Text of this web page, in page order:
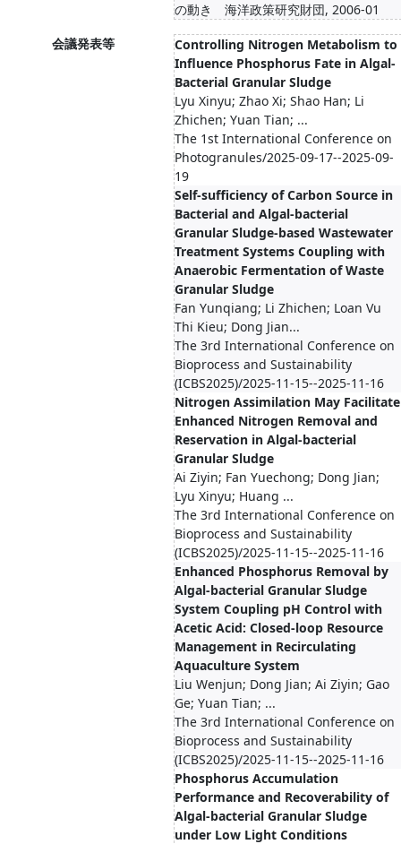
の動き 海洋政策研究財団, 2006-01
会議発表等
Controlling Nitrogen Metabolism to
Influence Phosphorus Fate in Algal-
Bacterial Granular Sludge
Lyu Xinyu; Zhao Xi; Shao Han; Li
Zhichen; Yuan Tian; ...
The 1st International Conference on
Photogranules/2025-09-17--2025-09-
19
Self-sufficiency of Carbon Source in
Bacterial and Algal-bacterial
Granular Sludge-based Wastewater
Treatment Systems Coupling with
Anaerobic Fermentation of Waste
Granular Sludge
Fan Yunqiang; Li Zhichen; Loan Vu
Thi Kieu; Dong Jian...
The 3rd International Conference on
Bioprocess and Sustainability
(ICBS2025)/2025-11-15--2025-11-16
Nitrogen Assimilation May Facilitate
Enhanced Nitrogen Removal and
Reservation in Algal-bacterial
Granular Sludge
Ai Ziyin; Fan Yuechong; Dong Jian;
Lyu Xinyu; Huang ...
The 3rd International Conference on
Bioprocess and Sustainability
(ICBS2025)/2025-11-15--2025-11-16
Enhanced Phosphorus Removal by
Algal-bacterial Granular Sludge
System Coupling pH Control with
Acetic Acid: Closed-loop Resource
Management in Recirculating
Aquaculture System
Liu Wenjun; Dong Jian; Ai Ziyin; Gao
Ge; Yuan Tian; ...
The 3rd International Conference on
Bioprocess and Sustainability
(ICBS2025)/2025-11-15--2025-11-16
Phosphorus Accumulation
Performance and Recoverability of
Algal-bacterial Granular Sludge
under Low Light Conditions